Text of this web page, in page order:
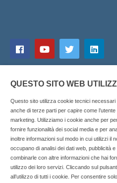
Copyright © 2025
professionisti della
Socialfarma.it è un
QUESTO SITO WEB
Questo sito utilizza cookie tecnici
anche di terze parti per capire come
marketing. Utilizziamo i cookie anche per
fornire funzionalità dei social media e per
inoltre informazioni sul modo in cui utilizzi il
occupano di analisi dei dati web, pubblicità
combinarle con altre informazioni che hai
utilizzo dei loro servizi. Cliccando sul
all’utilizzo di tutti i cookie. Per consentire